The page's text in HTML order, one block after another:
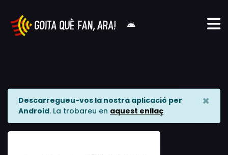
Descarregueu-vos la nostra aplicació per
Android. La trobareu en aquest enllaç
×